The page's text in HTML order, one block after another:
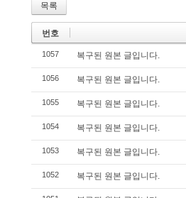
목록
번호
1057 복구된 원본 글입니다.
1056 복구된 원본 글입니다.
1055 복구된 원본 글입니다.
1054 복구된 원본 글입니다.
1053 복구된 원본 글입니다.
1052 복구된 원본 글입니다.